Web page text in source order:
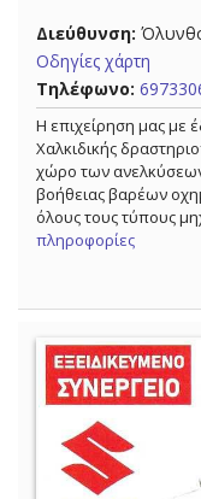
Διεύθυνση:
Οδηγίες χάρτη
Τηλέφωνο:
Η επιχείρηση μας με
Χαλκιδικής
χώρο των
βοήθειας βαρέων
όλους τους τύπους
πληροφορίες